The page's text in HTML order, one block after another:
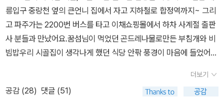
현 옮김, 마크 버진 그림 / 키다리 / 2011년 1월학교에서 배우는 내용
이 1,2학년 혹은3,4학년 교과서 어디에 있는지 확인해볼 수 있는 책
이 아니라, '공부 도와주는'이라는 제목과 다소 동떨어질 수있을지도
모르지만 이런 공부가 정말 흥미있고 진지하게 탐구하면서 해볼만한
가치가 있지 않을까 하는 생각을 해본다.교과서만 갖고 공부하는 게
아니라, 평소에 책을 읽고 혹은 뉴스와 신문을 접하면서 궁금했던 내
용을 진지하게 학문을 연구하는 것처럼 공부할 수 있는 초등학생이
릉입구 중랑천 옆의 큰언니 집에서 자고 지하철로 합정역까지~ 그리
고 파주가는 2200번 버스를 타고 이채쇼핑몰에서 하차 사계절 출판
사 분들과 만났어요.꿈섬님이 먹었던 곤드레나물로만든 부침개와 비
빔밥우리 시골집이 생각나게 했던 식당 안팎 풍경이 마음에 들었어
유는 바로 사계절출판사 탐방이죠!사계절은 기획력이 돋보이는 책을
많이 만들어 낸다고 생각했는데, 그 중심에 기획편집부 아동 청소년
더보기
공감 (28) 댓글 (51)